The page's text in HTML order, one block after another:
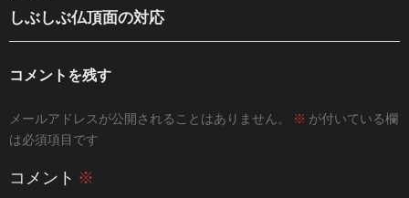
しぶしぶ仏頂面の対応
コメントを残す
メールアドレスが公開されることはありません。 ※ が付いている欄
は必須項目です
コメント ※